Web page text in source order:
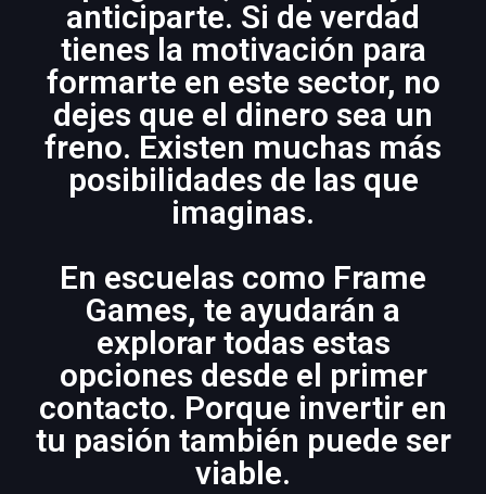
anticiparte. Si de verdad
tienes la motivación para
formarte en este sector, no
dejes que el dinero sea un
freno. Existen muchas más
posibilidades de las que
imaginas.
En escuelas como Frame
Games, te ayudarán a
explorar todas estas
opciones desde el primer
contacto. Porque invertir en
tu pasión también puede ser
viable.